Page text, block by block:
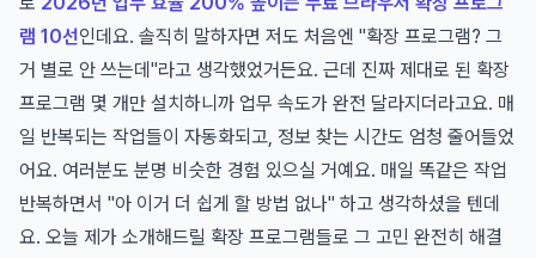
램 10선인데요. 솔직히 말하자면 저도 처음엔 "확장 프로그램? 그
거 별로 안 쓰는데"라고 생각했었거든요. 근데 진짜 제대로 된 확장
프로그램 몇 개만 설치하니까 업무 속도가 완전 달라지더라고요. 매
일 반복되는 작업들이 자동화되고, 정보 찾는 시간도 엄청 줄어들었
어요. 여러분도 분명 비슷한 경험 있으실 거예요. 매일 똑같은 작업
반복하면서 "아 이거 더 쉽게 할 방법 없나" 하고 생각하셨을 텐데
요. 오늘 제가 소개해드릴 확장 프로그램들로 그 고민 완전히 해결